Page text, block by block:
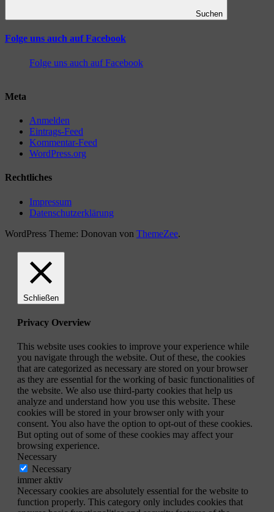
Suchen
Folge uns auch auf Facebook
Folge uns auch auf Facebook
Meta
Anmelden
Eintrags-Feed
Kommentar-Feed
WordPress.org
Rechtliches
Impressum
Datenschutzerklärung
WordPress Theme: Donovan von ThemeZee.
Schließen
Privacy Overview
This website uses cookies to improve your experience while
you navigate through the website. Out of these, the cookies
that are categorized as necessary are stored on your browser
as they are essential for the working of basic functionalities of
the website. We also use third-party cookies that help us
analyze and understand how you use this website. These
cookies will be stored in your browser only with your
consent. You also have the option to opt-out of these cookies.
But opting out of some of these cookies may affect your
browsing experience.
Necessary
Necessary
immer aktiv
Necessary cookies are absolutely essential for the website to
function properly. This category only includes cookies that